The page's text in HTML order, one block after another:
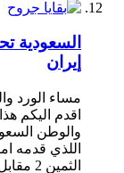
السعودية
إيران
مساء الورد
اقدم اليكم
والوطن
اللذي قدمه